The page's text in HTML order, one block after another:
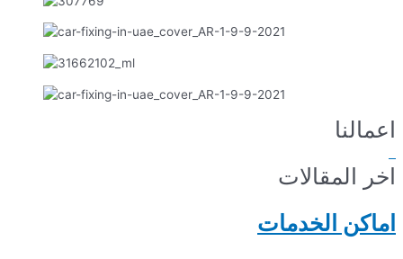
اعمالنا
اخر المقالات
اماكن الخدمات